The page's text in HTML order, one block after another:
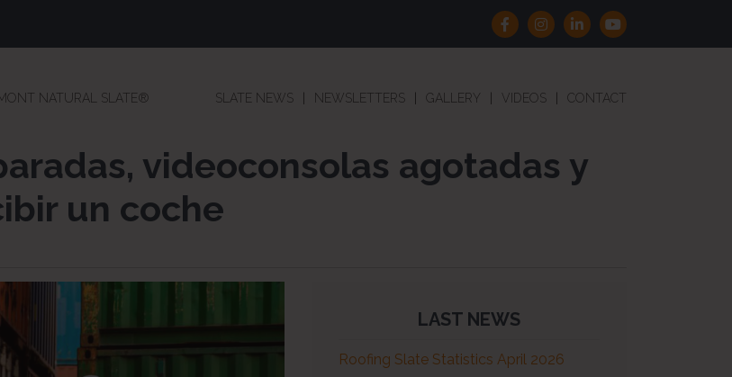
NATURAL SLATE® SLATE NEWS NEWSLETTERS GALLERY VIDEOS CONTACT
videoconsolas agotadas y
un coche
LAST NEWS
Roofing Slate Statistics April 2026